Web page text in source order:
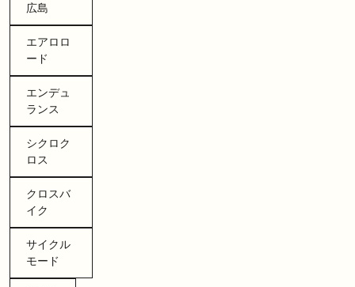
広島
エアロロ
ード
エンデュ
ランス
シクロク
ロス
クロスバ
イク
サイクル
モード